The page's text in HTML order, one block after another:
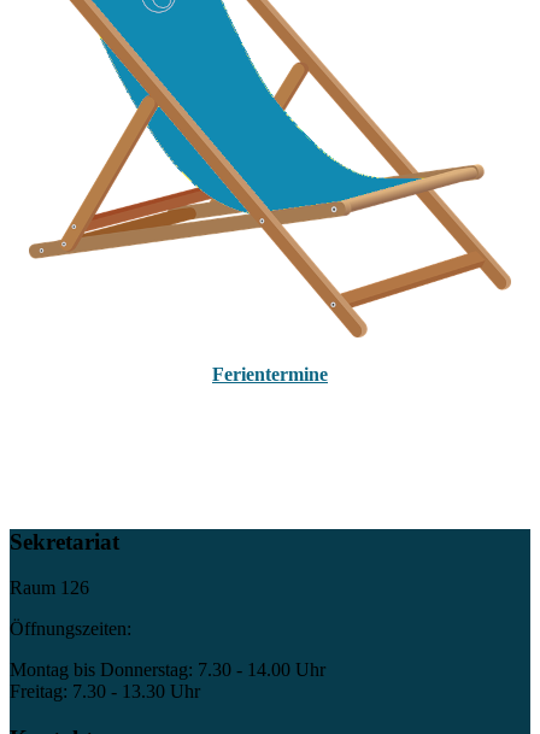
Ferientermine
Sekretariat
Raum 126
Öffnungszeiten:
Montag bis Donnerstag: 7.30 - 14.00 Uhr
Freitag: 7.30 - 13.30 Uhr